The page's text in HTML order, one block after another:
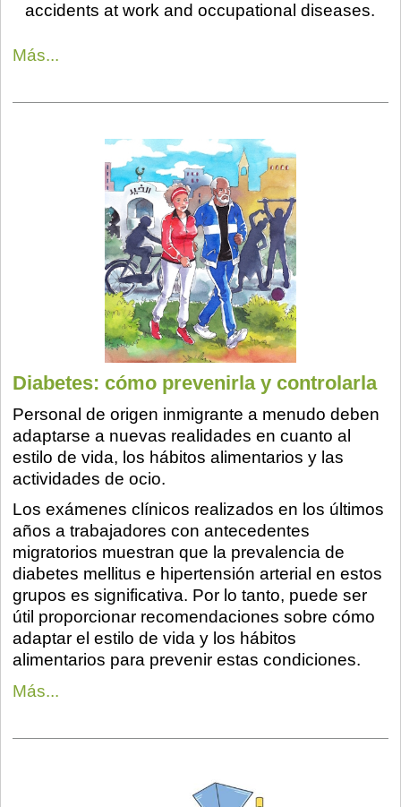
accidents at work and occupational diseases.
Más...
Diabetes: cómo prevenirla y controlarla
Personal de origen inmigrante a menudo deben
adaptarse a nuevas realidades en cuanto al
estilo de vida, los hábitos alimentarios y las
actividades de ocio.
Los exámenes clínicos realizados en los últimos
años a trabajadores con antecedentes
migratorios muestran que la prevalencia de
diabetes mellitus e hipertensión arterial en estos
grupos es significativa. Por lo tanto, puede ser
útil proporcionar recomendaciones sobre cómo
adaptar el estilo de vida y los hábitos
alimentarios para prevenir estas condiciones.
Más...